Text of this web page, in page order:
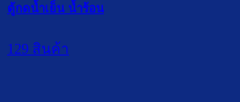
ตู้กดน้ำเย็น น้ำร้อน
129 สินค้า